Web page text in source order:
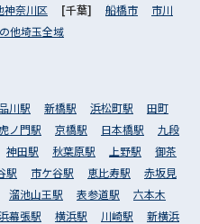
神奈川区 [千葉] 船橋市
市川
他埼玉全域
品川駅 新橋駅 浜松町駅
田町
虎ノ門駅 京橋駅 日本橋駅
九段
神田駅 秋葉原駅 上野駅
御茶
駅 市ケ谷駅 恵比寿駅
赤坂見
溜池山王駅 表参道駅
六本木
幕張駅 横浜駅 川崎駅
新横浜